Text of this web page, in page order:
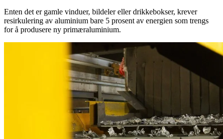
Enten det er gamle vinduer, bildeler eller drikkebokser, krever
resirkulering av aluminium bare 5 prosent av energien som trengs
for å produsere ny primæraluminium.